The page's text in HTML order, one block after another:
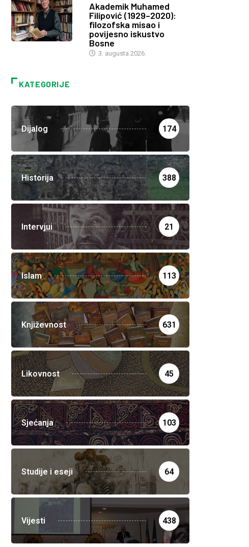
Akademik Muhamed
Filipović (1929–2020):
filozofska misao i
povijesno iskustvo
Bosne
3. augusta 2026.
KATEGORIJE
Dijalog 174
Historija 388
Intervjui 21
Islam 113
Književnost 631
Likovnost 45
Sjećanja 103
Studije i eseji 64
Vijesti 438